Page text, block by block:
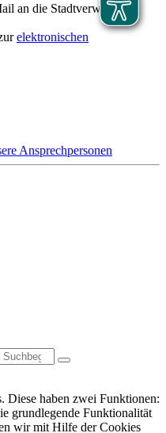
an die Stadtverwaltung
elektronischen
Ansprechpersonen
Diese haben zwei Funktionen:
grundlegende Funktionalität
wir mit Hilfe der Cookies